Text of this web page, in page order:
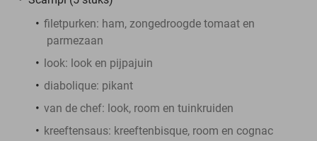
filetpurken: ham, zongedroogde tomaat en
parmezaan
look: look en pijpajuin
diabolique: pikant
van de chef: look, room en tuinkruiden
kreeftensaus: kreeftenbisque, room en cognac